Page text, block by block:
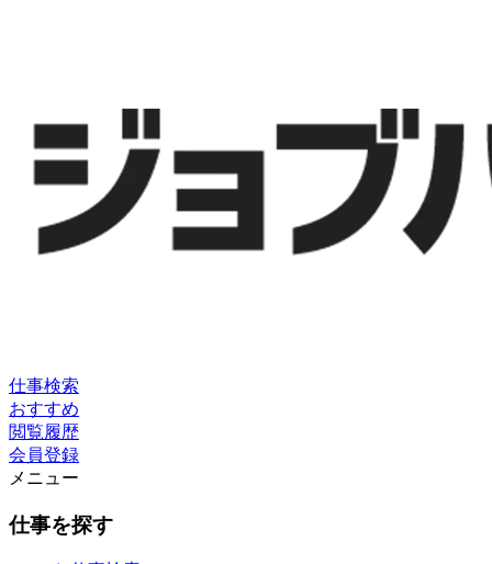
仕事検索
おすすめ
閲覧履歴
会員登録
メニュー
仕事を探す